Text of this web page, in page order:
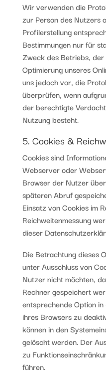
Wir verwenden die
zur Person des Nutzers
Profilerstellung
Bestimmungen nur für
Zweck des Betriebs,
Optimierung unseres
uns jedoch vor, die
überprüfen, wenn
der berechtigte
Nutzung besteht.
5. Cookies &
Cookies sind
Webserver oder
Browser der Nutzer
späteren Abruf
Einsatz von Cookies im
Reichweitenmessung
dieser
Die Betrachtung dieses
unter Ausschluss von
Nutzer nicht möchten,
Rechner gespeichert
entsprechende Option
ihres Browsers zu
können in den
gelöscht werden. Der
zu
führen.